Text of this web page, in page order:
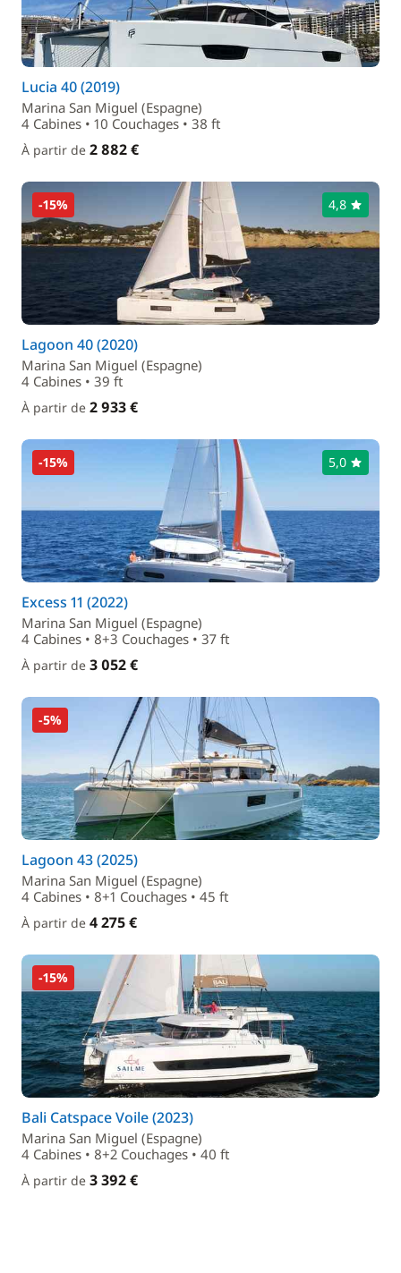
Lucia 40 (2019)
Marina San Miguel (Espagne)
4 Cabines • 10 Couchages • 38 ft
À partir de 2 882 €
-15% 4,8
Lagoon 40 (2020)
Marina San Miguel (Espagne)
4 Cabines • 39 ft
À partir de 2 933 €
-15% 5,0
Excess 11 (2022)
Marina San Miguel (Espagne)
4 Cabines • 8+3 Couchages • 37 ft
À partir de 3 052 €
-5%
Lagoon 43 (2025)
Marina San Miguel (Espagne)
4 Cabines • 8+1 Couchages • 45 ft
À partir de 4 275 €
-15%
Bali Catspace Voile (2023)
Marina San Miguel (Espagne)
4 Cabines • 8+2 Couchages • 40 ft
À partir de 3 392 €